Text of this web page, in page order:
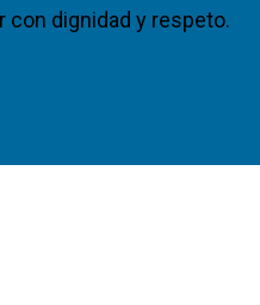
con dignidad y respeto.